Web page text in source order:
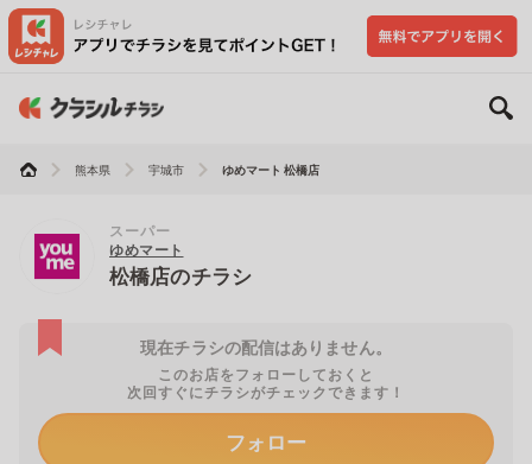
熊本県 宇城市 ゆめマート 松橋店
スーパー
ゆめマート
松橋店のチラシ
現在チラシの配信はありません。
このお店をフォローしておくと
次回すぐにチラシがチェックできます！
フォロー